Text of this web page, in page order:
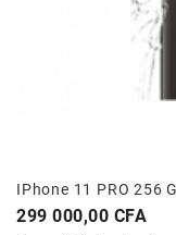
IPhone 11 PRO 256
Prix
299 000,00 CFA